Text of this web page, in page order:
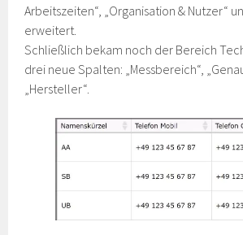
Arbeitszeiten“, „Organisation & Nutzer“
erweitert.
Schließlich bekam noch der Bereich
drei neue Spalten: „Messbereich“,
„Hersteller“.